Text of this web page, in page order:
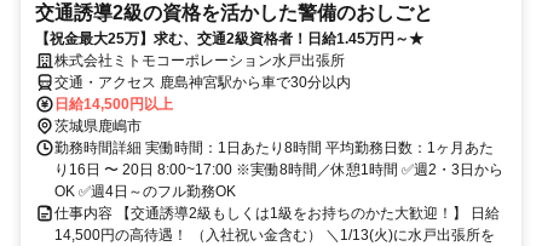
交通誘導2級の資格を活かした警備のおしごと
【祝金最大25万】求む、交通2級資格者！日給1.45万円～★
株式会社ミトモコーポレーション水戸出張所
交通・アクセス 鹿島神宮駅から車で30分以内
日給14,500円以上
茨城県鹿嶋市
勤務時間詳細 実働時間：1日あたり8時間 平均勤務日数：1ヶ月あた
り16日 〜 20日 8:00~17:00 ※実働8時間／休憩1時間 ✅週2・3日から
OK ✅週4日～のフル勤務OK
仕事内容 【交通誘導2級もしくは1級をお持ちのかた大歓迎！】 日給
14,500円の高待遇！ （入社祝い金含む） ＼1/13(火)に水戸出張所を